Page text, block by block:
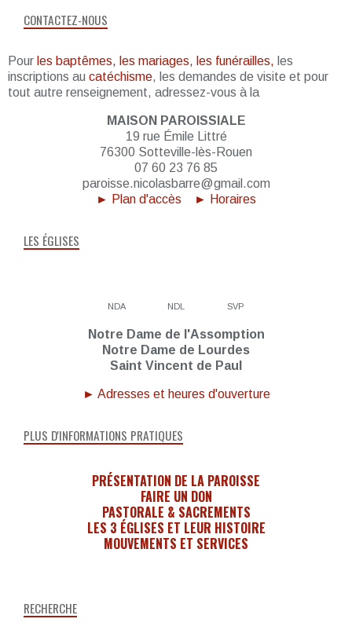
RECHERCHE
CONTACTEZ-NOUS
Pour les baptêmes, les mariages, les funérailles, les
inscriptions au catéchisme, les demandes de visite et pour
tout autre renseignement, adressez-vous à la
MAISON PAROISSIALE
19 rue Émile Littré
76300 Sotteville-lès-Rouen
07 60 23 76 85
paroisse.nicolasbarre@gmail.com
► Plan d'accès
► Horaires
LES ÉGLISES
NDA NDL SVP
Notre Dame de l'Assomption
Notre Dame de Lourdes
Saint Vincent de Paul
► Adresses et heures d'ouverture
PLUS D'INFORMATIONS PRATIQUES
PRÉSENTATION DE LA PAROISSE
FAIRE UN DON
PASTORALE & SACREMENTS
LES 3 ÉGLISES ET LEUR HISTOIRE
MOUVEMENTS ET SERVICES